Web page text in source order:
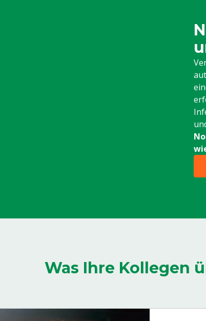
Was Ihre Kollegen